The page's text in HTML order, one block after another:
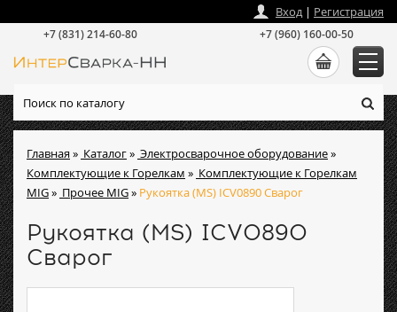
Главная» Каталог» Электросварочное оборудование»
Комплектующие к Горелкам » Комплектующие к Горелкам
MIG» Прочее MIG» Рукоятка (MS) ICV0890 Сварог
Рукоятка (MS) ICV0890
Сварог
Вход| Регистрация
+7 (831) 214-60-80 +7 (960) 160-00-50